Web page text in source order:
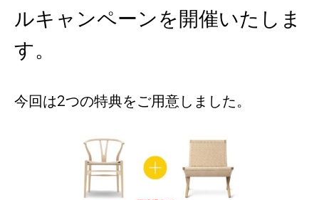
ルキャンペーンを開催いたしま
す。
今回は2つの特典をご用意しました。